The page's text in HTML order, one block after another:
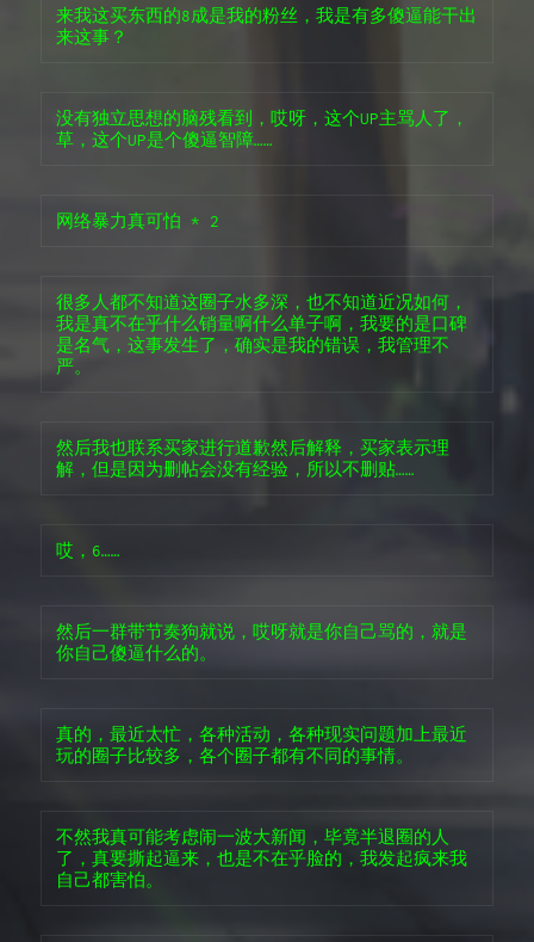
来我这买东西的8成是我的粉丝，我是有多傻逼能干出
来这事？
没有独立思想的脑残看到，哎呀，这个UP主骂人了，
草，这个UP是个傻逼智障……
网络暴力真可怕 * 2
很多人都不知道这圈子水多深，也不知道近况如何，
我是真不在乎什么销量啊什么单子啊，我要的是口碑
是名气，这事发生了，确实是我的错误，我管理不
严。
然后我也联系买家进行道歉然后解释，买家表示理
解，但是因为删帖会没有经验，所以不删贴……
哎，6……
然后一群带节奏狗就说，哎呀就是你自己骂的，就是
你自己傻逼什么的。
真的，最近太忙，各种活动，各种现实问题加上最近
玩的圈子比较多，各个圈子都有不同的事情。
不然我真可能考虑闹一波大新闻，毕竟半退圈的人
了，真要撕起逼来，也是不在乎脸的，我发起疯来我
自己都害怕。